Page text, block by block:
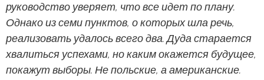
руководство уверяет, что все идет по плану.
Однако из семи пунктов, о которых шла речь,
реализовать удалось всего два. Дуда старается
хвалиться успехами, но каким окажется будущее,
покажут выборы. Не польские, а американские.